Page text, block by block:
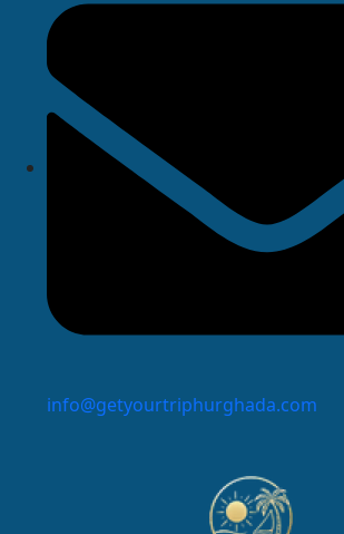
info@getyourtriphurghada.com